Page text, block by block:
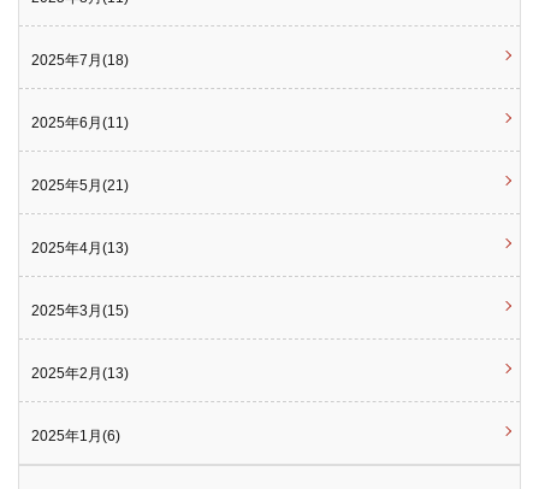
2025年7月(18)
2025年6月(11)
2025年5月(21)
2025年4月(13)
2025年3月(15)
2025年2月(13)
2025年1月(6)